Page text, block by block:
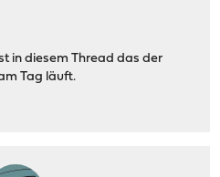
in diesem Thread das der
Tag läuft.